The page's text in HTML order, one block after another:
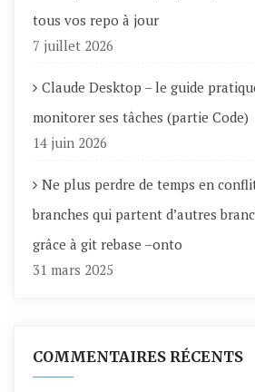
tous vos repo à jour
7 juillet 2026
Claude Desktop – le guide
monitorer ses tâches (partie Code)
14 juin 2026
Ne plus perdre de temps en
branches qui partent d’autres
grâce à git rebase –onto
31 mars 2025
COMMENTAIRES RÉCENTS